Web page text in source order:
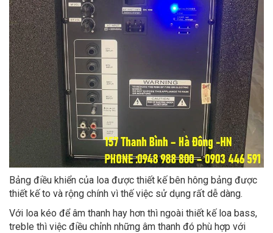
Bảng điều khiển của loa được thiết kế bên hông bảng được
thiết kế to và rộng chính vì thế việc sử dụng rất dễ dàng.
Với loa kéo để âm thanh hay hơn thì ngoài thiết kế loa bass,
treble thì việc điều chỉnh những âm thanh đó phù hợp với